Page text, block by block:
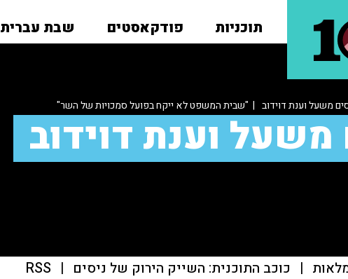
תוכניות פודקאסטים שבת עברית
משעל וענת דוידוב | "שבית המשפט לא ייקח בפועל סמכויות של השר"
משעל וענת דוידוב
| כוכב התוכנית: השייק הירוק של ניסים |
RSS